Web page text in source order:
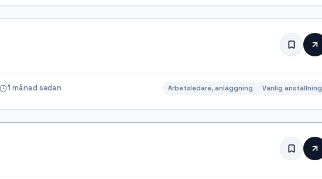
1 månad sedan Arbetsledare, anläggning Vanlig anställning